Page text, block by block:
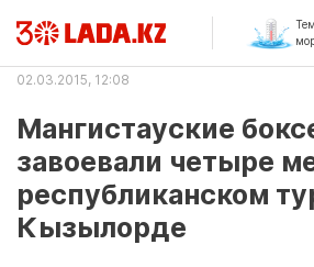
02.03.2015, 12:08
Мангистауские
завоевали четыре
республиканском
Кызылорде